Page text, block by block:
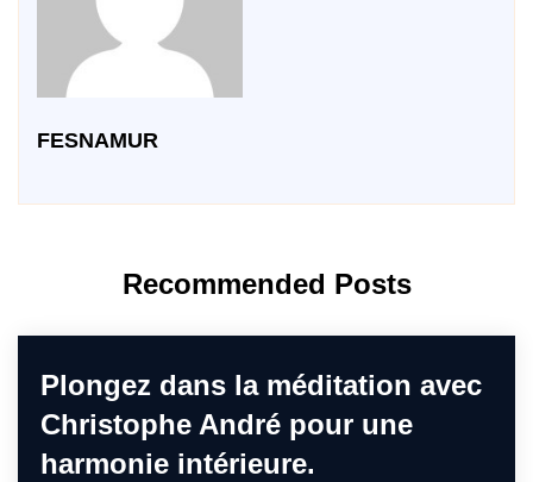
FESNAMUR
Recommended Posts
Plongez dans la méditation avec
Christophe André pour une
harmonie intérieure.